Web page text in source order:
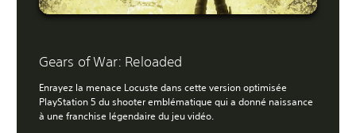
Gears of War: Reloaded
Enrayez la menace Locuste dans cette version optimisée
PlayStation 5 du shooter emblématique qui a donné naissance
à une franchise légendaire du jeu vidéo.